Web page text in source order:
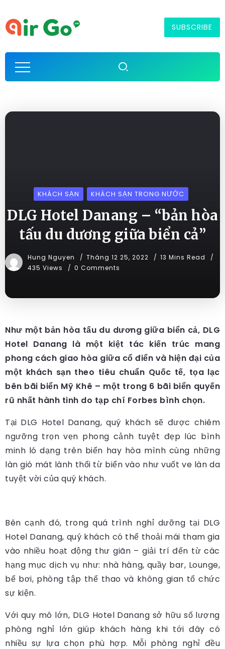
SUBSCRIBE
KHÁCH SẠN KHÁCH SẠN TRONG NƯỚC
DLG Hotel Danang – “bản hòa
tấu du dương giữa biển cả”
Hung Nguyen Tháng 12 25, 2022
13 Mins Read
435 Views
0 Comments
Như một bản hòa tấu du dương giữa biển cả, DLG
Hotel Danang là một kiệt tác kiến trúc mang
phong cách giao hòa giữa cổ điển và hiện đại của
một khách sạn theo tiêu chuẩn Quốc tế, tọa lạc
bên bãi biển Mỹ Khê – một trong 6 bãi biển quyến
rũ nhất hành tinh do tạp chí Forbes bình chọn.
Tại DLG Hotel Danang, quý khách sẽ được chiêm
ngưỡng trọn vẹn phong cảnh tuyệt đẹp lúc bình
minh ló dạng trên biển hay hòa mình cùng những
làn gió mát lành thổi từ biển vào như vuốt ve làn da
tuyệt vời của quý khách.
Bên cạnh đó, trong quá trình nghỉ dưỡng tại DLG
Hotel Danang, quý khách có thể thoải mái tham gia
vào nhiều hoạt động thư giãn – giải trí đến từ các
hạng mục dịch vụ như: nhà hàng, quầy bar, Lounge,
bể bơi, phòng tập thể thao và không gian tổ chức
sự kiện.
Với quy mô lớn, DLG Hotel Danang sở hữu số lượng
phòng nghỉ lớn giúp khách hàng khi tới đây có
nhiều sự lựa chọn phù hợp. Mỗi phòng nghỉ đều